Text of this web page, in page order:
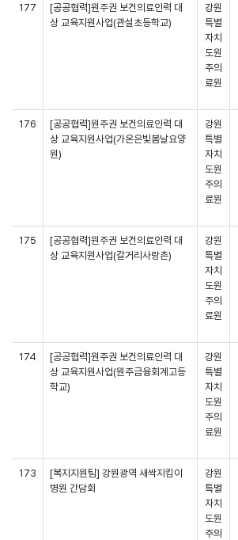
177
[공공협력]원주권 보건의료인력 대
상 교육지원사업(관설초등학교)
강원
특별
자치
도원
주의
료원
176
[공공협력]원주권 보건의료인력 대
상 교육지원사업(가온은빛봄날요양
원)
강원
특별
자치
도원
주의
료원
175
[공공협력]원주권 보건의료인력 대
상 교육지원사업(갈거리사랑촌)
강원
특별
자치
도원
주의
료원
174
[공공협력]원주권 보건의료인력 대
상 교육지원사업(원주금융회계고등
학교)
강원
특별
자치
도원
주의
료원
173
[복지지원팀] 강원광역 새싹지킴이
병원 간담회
강원
특별
자치
도원
주의